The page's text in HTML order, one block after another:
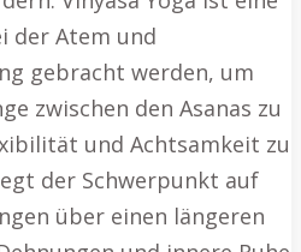
der Atem und
gebracht werden, um
zwischen den Asanas zu
und Achtsamkeit zu
der Schwerpunkt auf
über einen längeren